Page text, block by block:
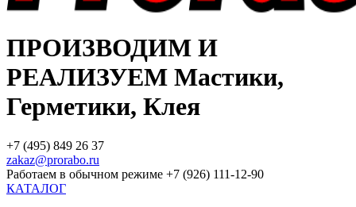
ПРОИЗВОДИМ И
РЕАЛИЗУЕМ Мастики,
Герметики, Клея
+7 (495) 849 26 37
zakaz@prorabo.ru
Работаем в обычном режиме +7 (926) 111-12-90
КАТАЛОГ